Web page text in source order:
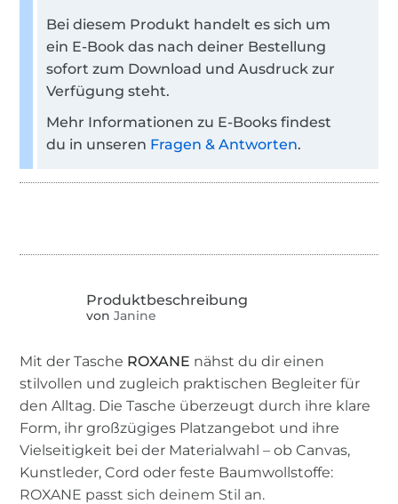
Bei diesem Produkt handelt es sich um
ein E-Book das nach deiner Bestellung
sofort zum Download und Ausdruck zur
Verfügung steht.
Mehr Informationen zu E-Books findest
du in unseren Fragen & Antworten.
von Janine
Mit der Tasche ROXANE nähst du dir einen
stilvollen und zugleich praktischen Begleiter für
den Alltag. Die Tasche überzeugt durch ihre klare
Form, ihr großzügiges Platzangebot und ihre
Vielseitigkeit bei der Materialwahl – ob Canvas,
Kunstleder, Cord oder feste Baumwollstoffe:
ROXANE passt sich deinem Stil an.